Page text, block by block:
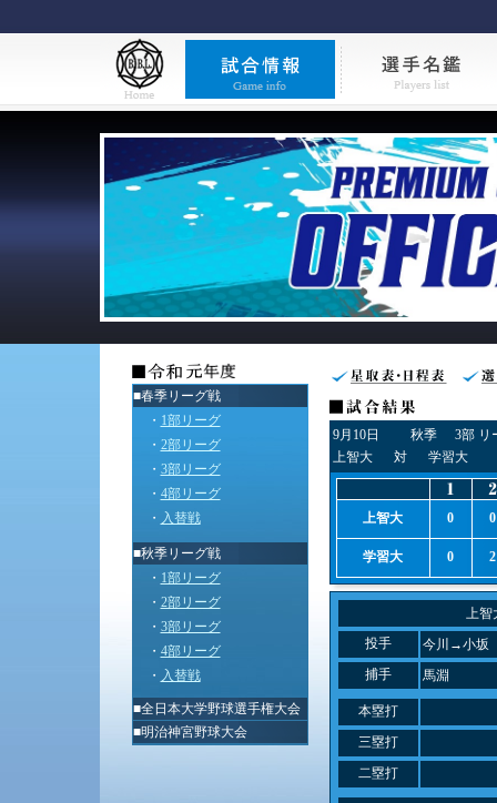
■春季リーグ戦
・ 1部リーグ
・ 2部リーグ
・ 3部リーグ
・ 4部リーグ
・ 入替戦
■秋季リーグ戦
・ 1部リーグ
・ 2部リーグ
・ 3部リーグ
・ 4部リーグ
・ 入替戦
■全日本大学野球選手権大会
■明治神宮野球大会
9月10日 秋季
3部 リ
上智大
対 学習大
上智大 0 0
学習大 0 2
上智
投手
今川→小坂
捕手
馬淵
本塁打
三塁打
二塁打